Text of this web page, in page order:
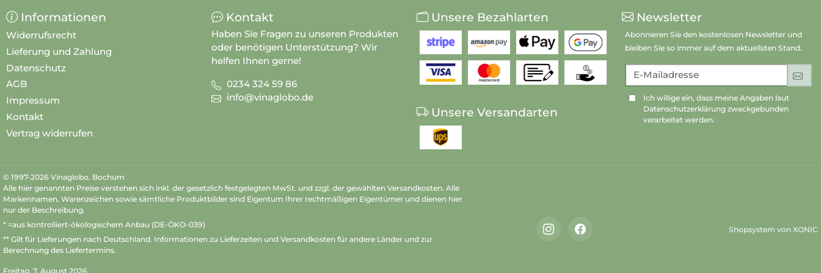
Informationen
Widerrufsrecht
Lieferung und Zahlung
Datenschutz
AGB
Impressum
Kontakt
Vertrag widerrufen
Kontakt
Haben Sie Fragen zu unseren Produkten
oder benötigen Unterstützung? Wir
helfen Ihnen gerne!
0234 324 59 86
info@vinaglobo.de
Unsere Bezahlarten
Unsere Versandarten
Newsletter
Abonnieren Sie den kostenlosen Newsletter und
bleiben Sie so immer auf dem aktuellsten Stand.
E-Mailadresse
Ich willige ein, dass meine Angaben laut
Datenschutzerklärung zweckgebunden
verarbeitet werden.
© 1997-2026 Vinaglobo, Bochum
Alle hier genannten Preise verstehen sich inkl. der gesetzlich festgelegten MwSt. und zzgl. der gewählten Versandkosten. Alle
Markennamen, Warenzeichen sowie sämtliche Produktbilder sind Eigentum Ihrer rechtmäßigen Eigentümer und dienen hier
nur der Beschreibung.
* =aus kontrolliert-ökologischem Anbau (DE-ÖKO-039)
** Gilt für Lieferungen nach Deutschland. Informationen zu Lieferzeiten und Versandkosten für andere Länder und zur
Berechnung des Liefertermins.
Freitag, 7. August 2026
InstagramFacebook Shopsystem von XONIC